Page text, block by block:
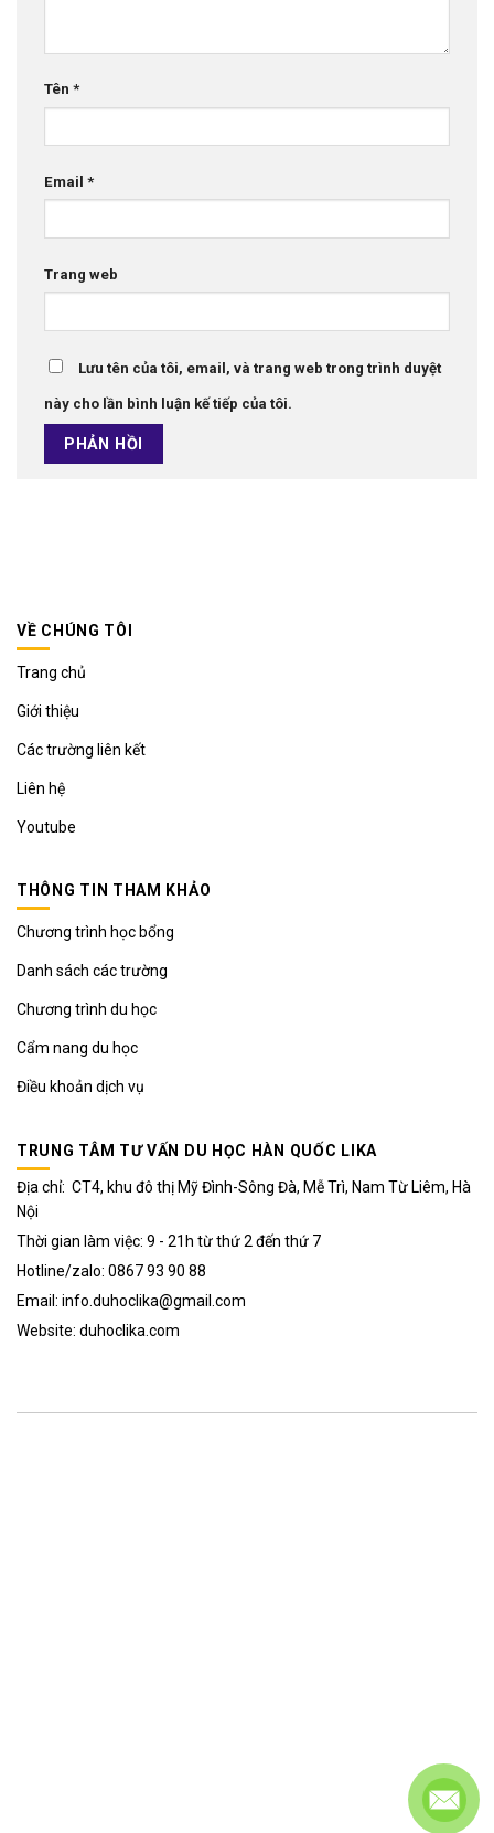
Tên *
Email *
Trang web
Lưu tên của tôi, email, và trang web trong trình duyệt
này cho lần bình luận kế tiếp của tôi.
VỀ CHÚNG TÔI
Trang chủ
Giới thiệu
Các trường liên kết
Liên hệ
Youtube
THÔNG TIN THAM KHẢO
Chương trình học bổng
Danh sách các trường
Chương trình du học
Cẩm nang du học
Điều khoản dịch vụ
TRUNG TÂM TƯ VẤN DU HỌC HÀN QUỐC LIKA
Địa chỉ: CT4, khu đô thị Mỹ Đình-Sông Đà, Mễ Trì, Nam Từ Liêm, Hà
Nội
Thời gian làm việc: 9 - 21h từ thứ 2 đến thứ 7
Hotline/zalo: 0867 93 90 88
Email: info.duhoclika@gmail.com
Website: duhoclika.com